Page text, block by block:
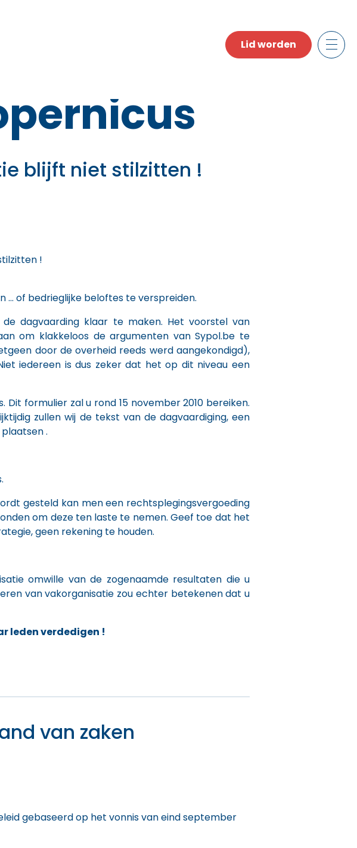
Lid worden
blijft niet stilzitten !
!
… of bedrieglijke beloftes te verspreiden.
dagvaarding klaar te maken. Het voorstel van
om klakkeloos de argumenten van Sypol.be te
door de overheid reeds werd aangekondigd),
iedereen is dus zeker dat het op dit niveau een
formulier zal u rond 15 november 2010 bereiken.
zullen wij de tekst van de dagvaardiging, een
.
gesteld kan men een rechtsplegingsvergoeding
om deze ten laste te nemen. Geef toe dat het
geen rekening te houden.
omwille van de zogenaamde resultaten die u
van vakorganisatie zou echter betekenen dat u
leden verdedigen !
van zaken
gebaseerd op het vonnis van eind september